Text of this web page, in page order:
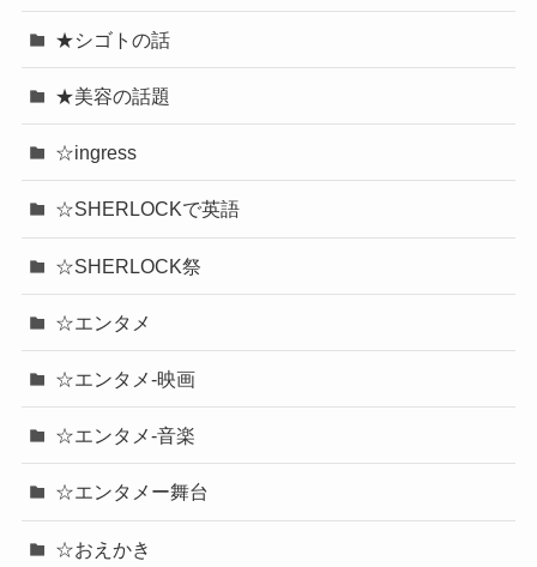
★シゴトの話
★美容の話題
☆ingress
☆SHERLOCKで英語
☆SHERLOCK祭
☆エンタメ
☆エンタメ-映画
☆エンタメ-音楽
☆エンタメー舞台
☆おえかき